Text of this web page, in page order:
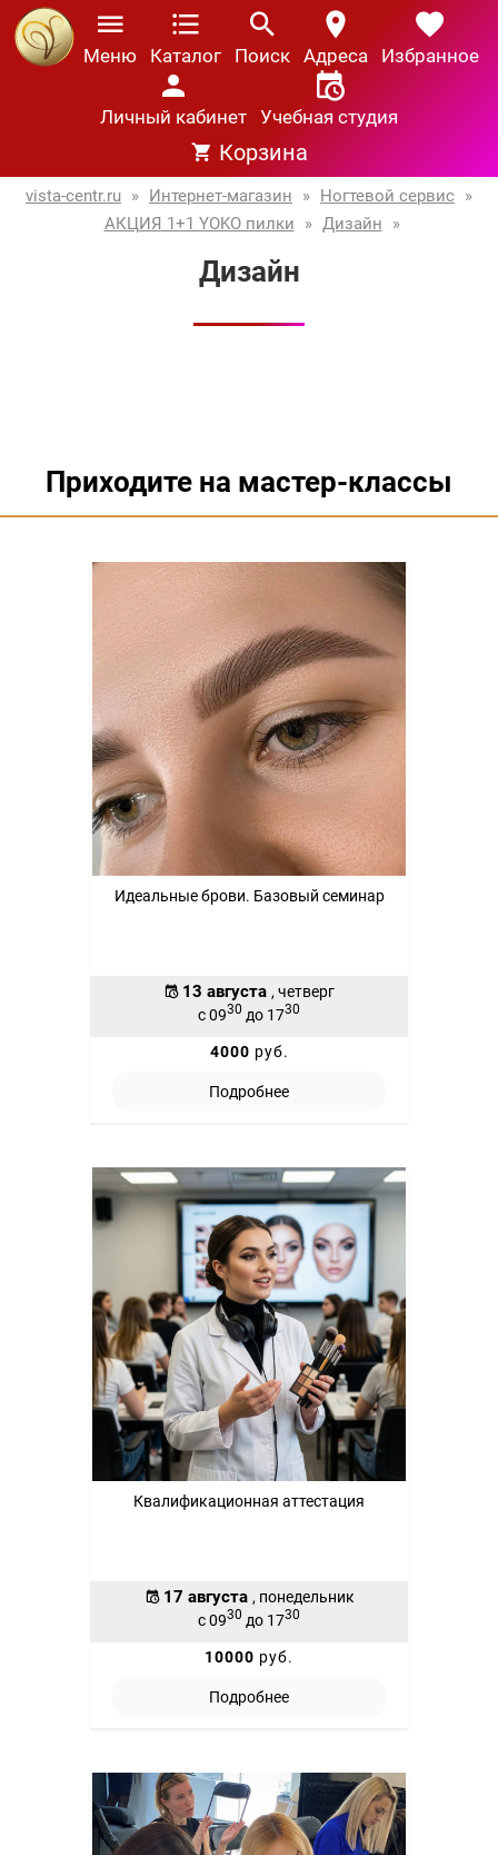
Меню Каталог Поиск Адреса Избранное
Личный кабинет Учебная студия
Корзина
vista-centr.ru » Интернет-магазин » Ногтевой сервис »
АКЦИЯ 1+1 YOKO пилки
» Дизайн »
Дизайн
Приходите на мастер-классы
Идеальные брови. Базовый семинар
13 августа , четверг
с 0930 до 1730
4000 руб.
Подробнее
Квалификационная аттестация
17 августа , понедельник
с 0930 до 1730
10000 руб.
Подробнее